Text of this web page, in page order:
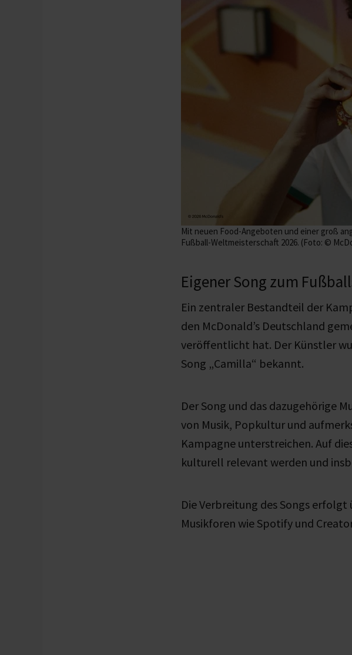
Mit neuen Food-Angeboten und einer groß
Fußball-Weltmeisterschaft 2026. (Foto: ©
Eigener Song zum
Ein zentraler Bestandteil der
den McDonald’s Deutschland
veröffentlicht hat. Der Künstler
Song „Camilla“ bekannt.
Der Song und das dazugehörige
von Musik, Popkultur und
Kampagne unterstreichen. Auf
kulturell relevant werden und
Die Verbreitung des Songs
Musikforen wie Spotify und